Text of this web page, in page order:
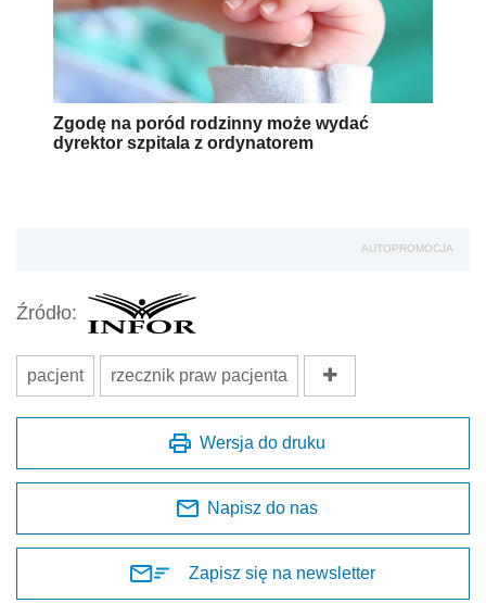
Zgodę na poród rodzinny może wydać
dyrektor szpitala z ordynatorem
AUTOPROMOCJA
Źródło:
pacjent rzecznik praw pacjenta
Wersja do druku
Napisz do nas
Zapisz się na newsletter